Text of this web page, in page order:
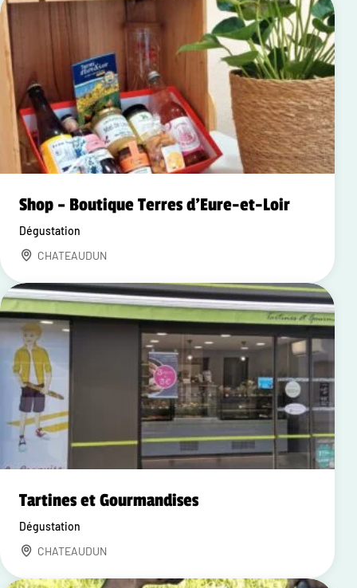
Shop – Boutique Terres d'Eure-et-Loir
Dégustation
CHATEAUDUN
Tartines et Gourmandises
Dégustation
CHATEAUDUN